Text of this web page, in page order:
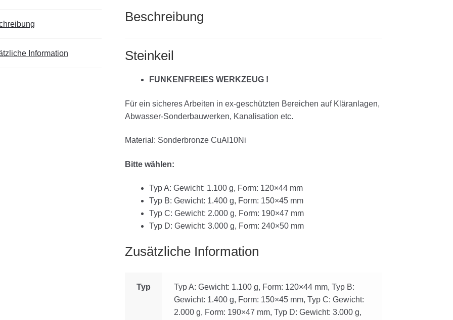
Information
Beschreibung
Steinkeil
FUNKENFREIES WERKZEUG !
Für ein sicheres Arbeiten in ex-geschützten Bereichen auf Kläranlagen,
Abwasser-Sonderbauwerken, Kanalisation etc.
Material: Sonderbronze CuAl10Ni
Bitte wählen:
Typ A: Gewicht: 1.100 g, Form: 120×44 mm
Typ B: Gewicht: 1.400 g, Form: 150×45 mm
Typ C: Gewicht: 2.000 g, Form: 190×47 mm
Typ D: Gewicht: 3.000 g, Form: 240×50 mm
Zusätzliche Information
Typ
Typ A: Gewicht: 1.100 g, Form: 120×44 mm, Typ B:
Gewicht: 1.400 g, Form: 150×45 mm, Typ C: Gewicht:
2.000 g, Form: 190×47 mm, Typ D: Gewicht: 3.000 g,